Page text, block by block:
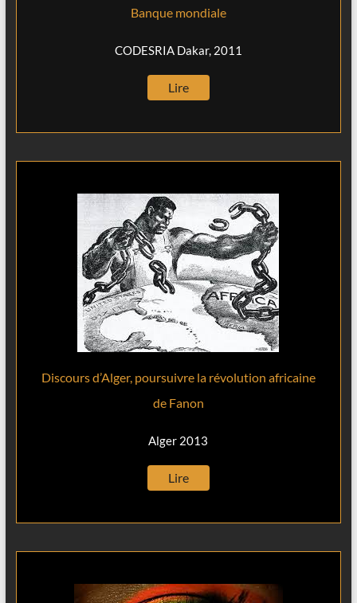
Banque mondiale
CODESRIA Dakar, 2011
Lire
Discours d’Alger, poursuivre la révolution africaine
de Fanon
Alger 2013
Lire